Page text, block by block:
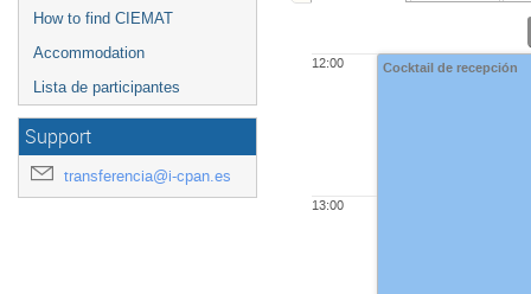
How to find CIEMAT
Accommodation
Lista de participantes
Support
transferencia@i-cpan.es
12:00
13:00
Cocktail de recepción